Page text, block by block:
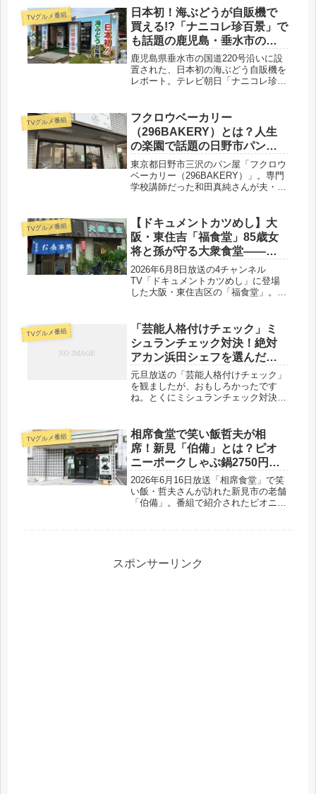
さん（カラテカ）のコレクションエピ
ソードを紹介します。
TVグルメ番組
日本初！海ぶどうが自販機で
買える!?「ナニコレ珍百景」で
も話題の鹿児島・垂水市の珍
スポット
鹿児島県垂水市の国道220号沿いに設
置された、日本初の海ぶどう自販機を
レポート。テレビ朝日「ナニコレ珍百
う（1,000円）やヒラメを24時間購入
できます。運営する森水産のフードロ
スへの取り組みも必見です。
TVグルメ番組
フクロウベーカリー
（296BAKERY）とは？人生
の楽園で話題の日野市パン
屋・和田夫妻の挑戦
東京都日野市三沢のパン屋「フクロウ
ベーカリー（296BAKERY）」。専門
学校講師だった和田真純さんが夫・真
ーパン」や店舗情報、口コミも紹介し
ます。
TVグルメ番組
【ドキュメントカツめし】大
阪・東住吉「福食堂」85歳女
将と孫が守る大衆食堂——安
くて旨いランチ定食
2026年6月8日放送の4チャンネル
TV「ドキュメントカツめし」に登場
した大阪・東住吉区の「福食堂」。85
は、チキン南蛮定食900円、豚生姜焼
き定食850円など全定食が1,000円以
下。手づくり自家製ポン酢やおかわり
自由のご飯・粕汁など、昭和の「おふ
くろの味」が今も息づく南田辺の名店
です。
TVグルメ番組
「芸能人格付けチェック」ミ
シュランチェック対決！絶対
アカン浜田シェフを選んだの
は？
元旦放送の「芸能人格付けチェック」
を観ましたが、おもしろかったです
ね。とくにミシュランチェック対決！
たよ。
TVグルメ番組
相席食堂で笑い飯哲夫が相
席！新見「伯備」とは？ピオ
ニーポークしゃぶ鍋2750円の
名物店を紹介
2026年6月16日放送「相席食堂」で笑
い飯・哲夫さんが訪れた新見市の老舗
「伯備」。番組で紹介されたピオニー
スポンサーリンク